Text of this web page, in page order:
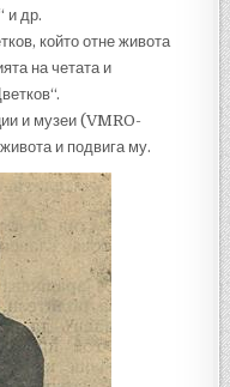
и др.
който отне живота
на четата и
и музеи (VMRO-
и подвига му.